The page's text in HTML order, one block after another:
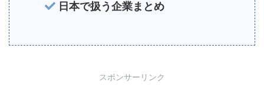
日本で扱う企業まとめ
スポンサーリンク